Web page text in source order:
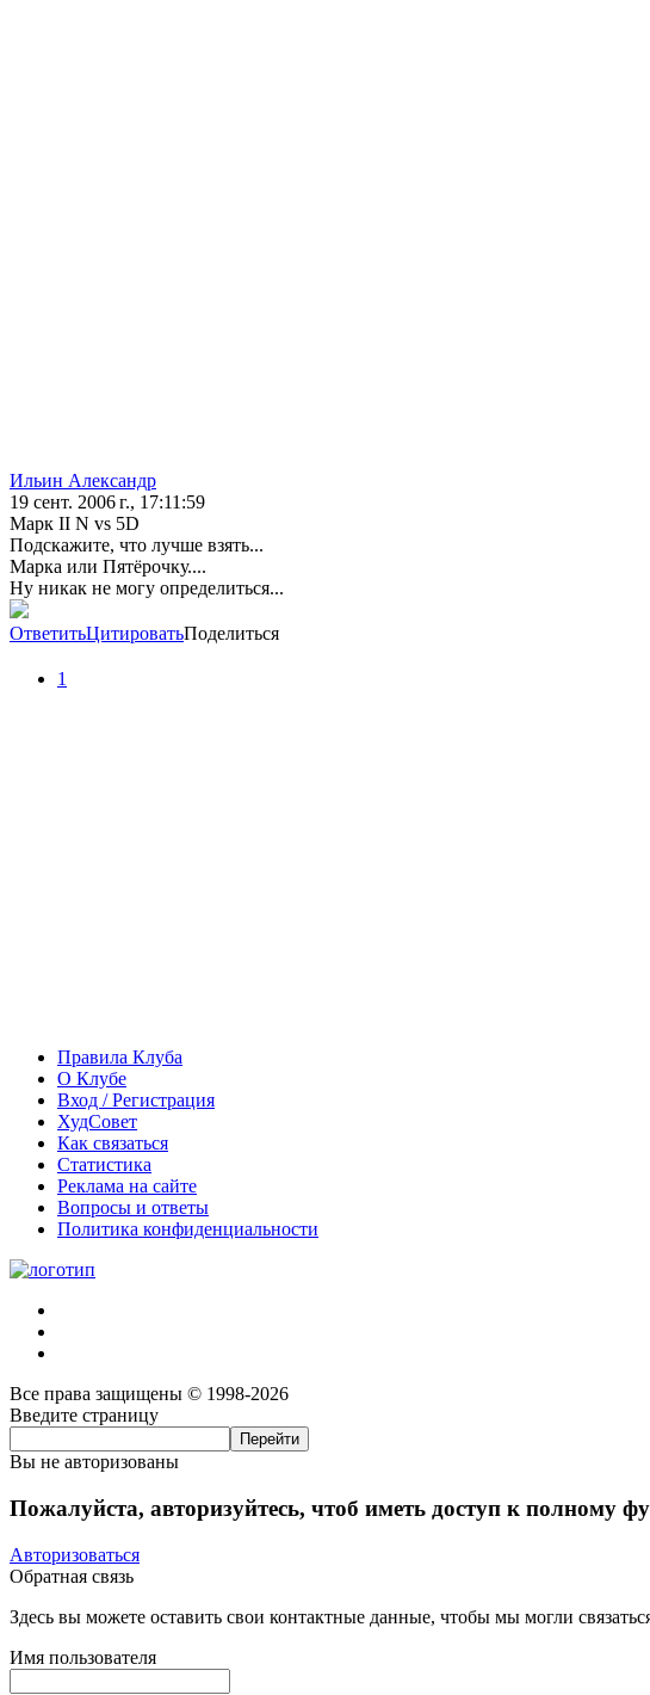
Ильин Александр
19 сент. 2006 г., 17:11:59
Марк II N vs 5D
Подскажите, что лучше взять...
Марка или Пятёрочку....
Ну никак не могу определиться...
ОтветитьЦитироватьПоделиться
1
Правила Клуба
О Клубе
Вход / Регистрация
ХудСовет
Как связаться
Статистика
Реклама на сайте
Вопросы и ответы
Политика конфиденциальности
Все права защищены © 1998-2026
Введите страницу
Вы не авторизованы
Пожалуйста, авторизуйтесь, чтоб иметь доступ к полному
Авторизоваться
Обратная связь
Здесь вы можете оставить свои контактные данные, чтобы мы могли
Имя пользователя